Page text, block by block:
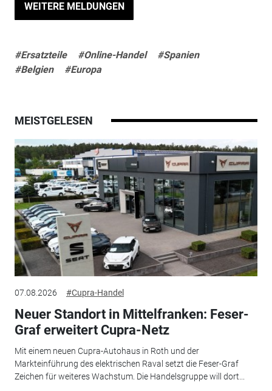
WEITERE MELDUNGEN
#Ersatzteile #Online-Handel
#Spanien
#Belgien
#Europa
MEISTGELESEN
07.08.2026 #Cupra-Handel
Neuer Standort in Mittelfranken: Feser-
Graf erweitert Cupra-Netz
Mit einem neuen Cupra-Autohaus in Roth und der
Markteinführung des elektrischen Raval setzt die Feser-Graf
Zeichen für weiteres Wachstum. Die Handelsgruppe will dort...